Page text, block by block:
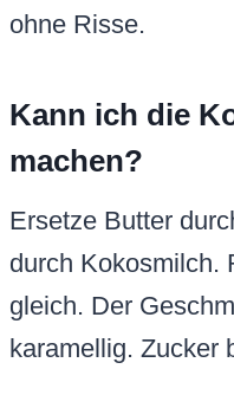
ohne Risse.
Kann ich die
machen?
Ersetze Butter
durch Kokosmilch.
gleich. Der
karamellig. Zucker